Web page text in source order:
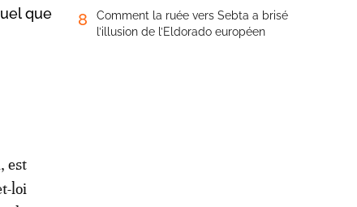
que
est
loi
8
Comment la ruée vers Sebta a brisé
l’illusion de l’Eldorado européen